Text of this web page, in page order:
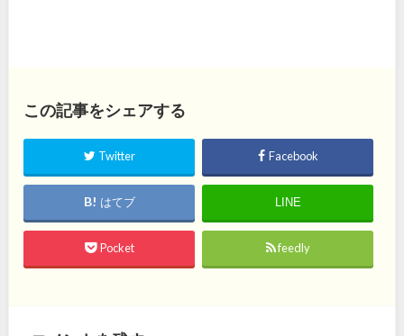
この記事をシェアする
Twitter Facebook
はてブ LINE
Pocket feedly